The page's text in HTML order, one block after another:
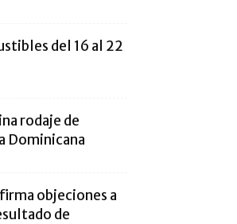
del 16 al 22
rodaje de
Dominicana
objeciones a
de